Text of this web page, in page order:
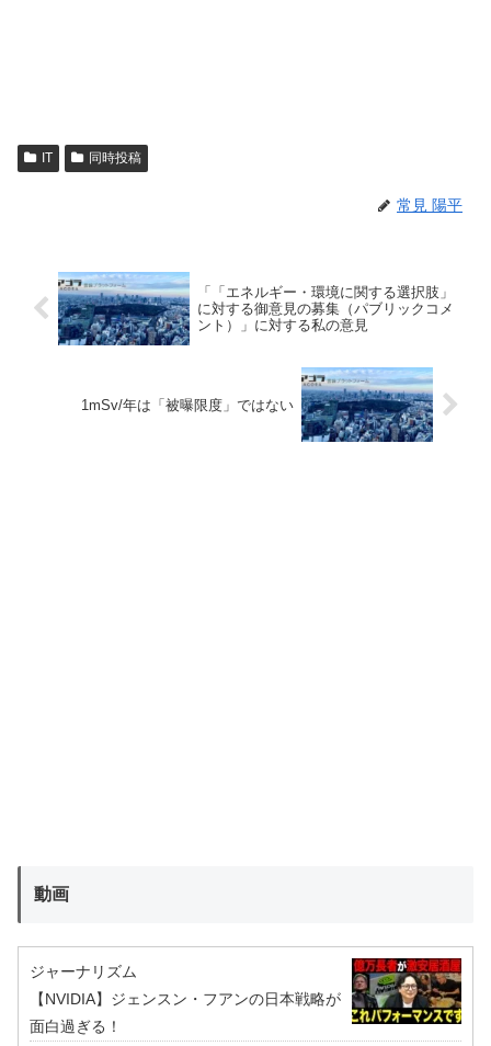
IT 同時投稿
常見 陽平
「「エネルギー・環境に関する選択肢」
に対する御意見の募集（パブリックコメ
ント）」に対する私の意見
1mSv/年は「被曝限度」ではない
動画
ジャーナリズム
【NVIDIA】ジェンスン・フアンの日本戦略が
面白過ぎる！